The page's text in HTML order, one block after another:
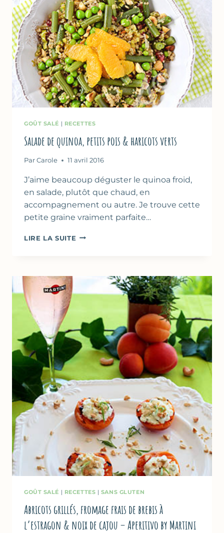
GOÛT SALÉ | RECETTES
Salade de quinoa, petits pois & haricots verts
Par Carole 11 avril 2016
J’aime beaucoup déguster le quinoa froid,
en salade, plutôt que chaud, en
accompagnement ou autre. Je trouve cette
petite graine vraiment parfaite…
LIRE LA SUITE SALADE
HARICOTS
GOÛT SALÉ | RECETTES | SANS GLUTEN
Abricots grillés, fromage frais de brebis à
l’estragon & noix de cajou – Aperitivo by Martini